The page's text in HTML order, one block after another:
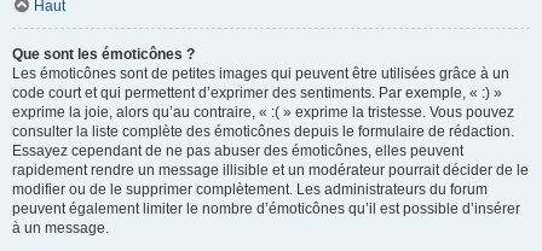
Haut
Que sont les émoticônes ?
Les émoticônes sont de petites images qui peuvent être utilisées grâce à un
code court et qui permettent d’exprimer des sentiments. Par exemple, « :) »
exprime la joie, alors qu’au contraire, « :( » exprime la tristesse. Vous pouvez
consulter la liste complète des émoticônes depuis le formulaire de rédaction.
Essayez cependant de ne pas abuser des émoticônes, elles peuvent
rapidement rendre un message illisible et un modérateur pourrait décider de le
modifier ou de le supprimer complètement. Les administrateurs du forum
peuvent également limiter le nombre d’émoticônes qu’il est possible d’insérer
à un message.